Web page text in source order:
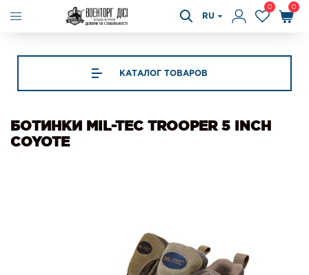
RU
0 0
КАТАЛОГ ТОВАРОВ
БОТИНКИ MIL-TEC TROOPER 5 INCH
COYOTE